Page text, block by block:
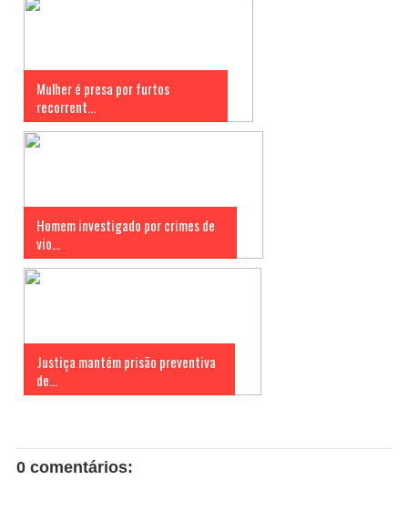
Mulher é presa por furtos
recorrent...
Homem investigado por crimes de
vio...
Justiça mantém prisão preventiva
de...
0 comentários: